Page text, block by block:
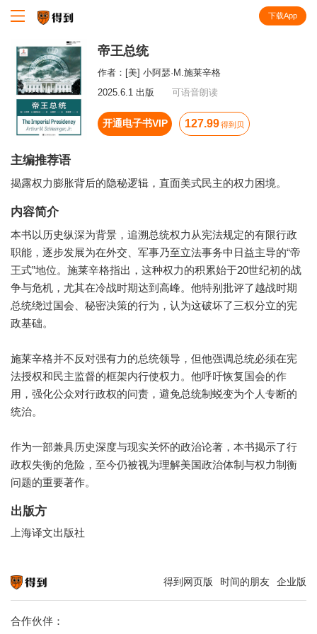
下载App
帝王总统
作者： [美] 小阿瑟·M.施莱辛格
2025.6.1 出版
可语音朗读
开通电子书VIP 127.99 得到贝
主编推荐语
揭露权力膨胀背后的隐秘逻辑，直面美式民主的权力困境。
内容简介
本书以历史纵深为背景，追溯总统权力从宪法规定的有限行政
职能，逐步发展为在外交、军事乃至立法事务中日益主导的“帝
王式”地位。施莱辛格指出，这种权力的积累始于20世纪初的战
争与危机，尤其在冷战时期达到高峰。他特别批评了越战时期
总统绕过国会、秘密决策的行为，认为这破坏了三权分立的宪
政基础。
施莱辛格并不反对强有力的总统领导，但他强调总统必须在宪
法授权和民主监督的框架内行使权力。他呼吁恢复国会的作
用，强化公众对行政权的问责，避免总统制蜕变为个人专断的
统治。
作为一部兼具历史深度与现实关怀的政治论著，本书揭示了行
政权失衡的危险，至今仍被视为理解美国政治体制与权力制衡
问题的重要著作。
出版方
上海译文出版社
得到网页版 时间的朋友 企业版
合作伙伴：